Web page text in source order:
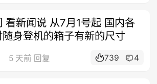
看新闻说 从7月1号起 国内各
身登机的箱子有新的尺寸
5 天前 回复 739 4